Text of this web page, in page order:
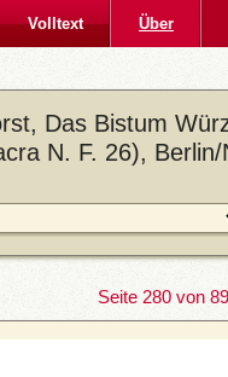
Volltext Über
Das Bistum
N. F. 26), Berlin/
Seite 280 von